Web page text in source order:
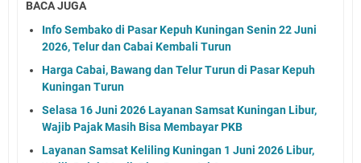
BACA JUGA
Info Sembako di Pasar Kepuh Kuningan Senin 22 Juni
2026, Telur dan Cabai Kembali Turun
Harga Cabai, Bawang dan Telur Turun di Pasar Kepuh
Kuningan Turun
Selasa 16 Juni 2026 Layanan Samsat Kuningan Libur,
Wajib Pajak Masih Bisa Membayar PKB
Layanan Samsat Keliling Kuningan 1 Juni 2026 Libur,